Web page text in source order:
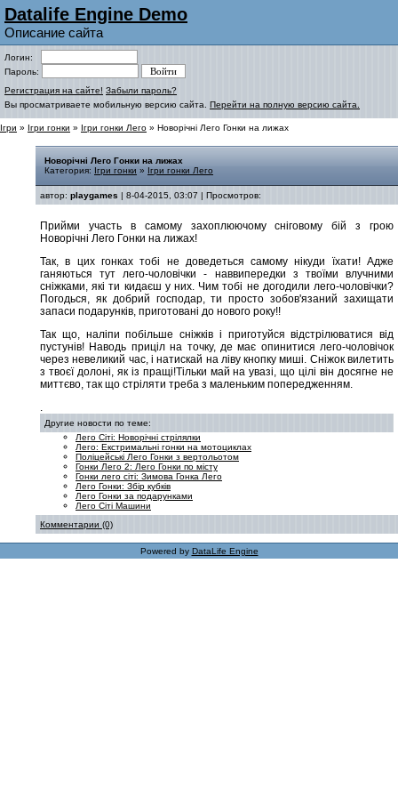
Datalife Engine Demo
Описание сайта
Логин:
Пароль:
Регистрация на сайте! Забыли пароль?
Вы просматриваете мобильную версию сайта. Перейти на полную версию сайта.
Ігри » Ігри гонки » Ігри гонки Лего » Новорічні Лего Гонки на лижах
Новорічні Лего Гонки на лижах
Категория: Ігри гонки » Ігри гонки Лего
автор: playgames | 8-04-2015, 03:07 | Просмотров:
Прийми участь в самому захоплюючому сніговому бій з грою
Новорічні Лего Гонки на лижах!
Так, в цих гонках тобі не доведеться самому нікуди їхати! Адже
ганяються тут лего-чоловічки - наввипередки з твоїми влучними
сніжками, які ти кидаєш у них. Чим тобі не догодили лего-чоловічки?
Погодься, як добрий господар, ти просто зобов'язаний захищати
запаси подарунків, приготовані до нового року!!
Так що, наліпи побільше сніжків і приготуйся відстрілюватися від
пустунів! Наводь приціл на точку, де має опинитися лего-чоловічок
через невеликий час, і натискай на ліву кнопку миші. Сніжок вилетить
з твоєї долоні, як із пращі!Тільки май на увазі, що цілі він досягне не
миттєво, так що стріляти треба з маленьким попередженням.
.
Другие новости по теме:
Лего Сіті: Новорічні стрілялки
Лего: Екстримальні гонки на мотоциклах
Поліцейські Лего Гонки з вертольотом
Гонки Лего 2: Лего Гонки по місту
Гонки лего сіті: Зимова Гонка Лего
Лего Гонки: Збір кубків
Лего Гонки за подарунками
Лего Сіті Машини
Комментарии (0)
Powered by DataLife Engine